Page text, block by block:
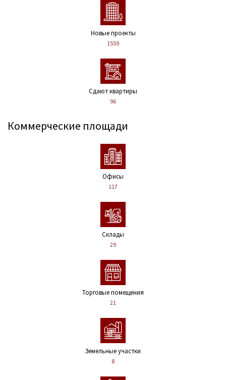
Новые проекты
1559
Сдают квартиры
96
Коммерческие площади
Офисы
117
Склады
29
Торговые помещения
21
Земельные участки
8